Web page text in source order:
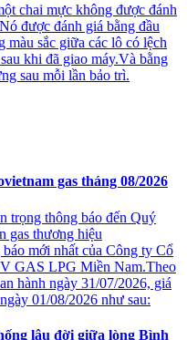
chai mực không được đánh
được đánh giá bằng đầu
màu sắc giữa các lô có lệch
khi đã giao máy.Và bằng
sau mỗi lần bảo trì.
gas tháng 08/2026
trọng thông báo đến Quý
gas thương hiệu
mới nhất của Công ty Cổ
GAS LPG Miền Nam.Theo
hành ngày 31/07/2026, giá
01/08/2026 như sau:
lâu đời giữa lòng Bình